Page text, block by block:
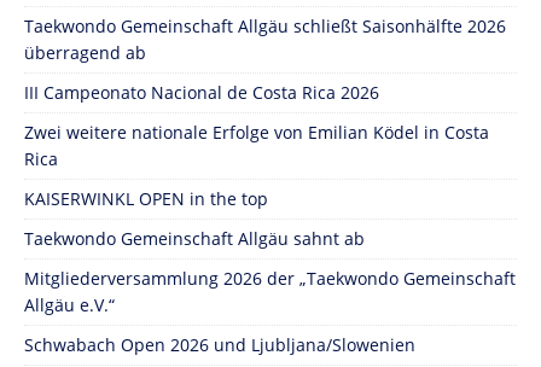
Taekwondo Gemeinschaft Allgäu schließt Saisonhälfte 2026
überragend ab
III Campeonato Nacional de Costa Rica 2026
Zwei weitere nationale Erfolge von Emilian Ködel in Costa
Rica
KAISERWINKL OPEN in the top
Taekwondo Gemeinschaft Allgäu sahnt ab
Mitgliederversammlung 2026 der „Taekwondo Gemeinschaft
Allgäu e.V.“
Schwabach Open 2026 und Ljubljana/Slowenien